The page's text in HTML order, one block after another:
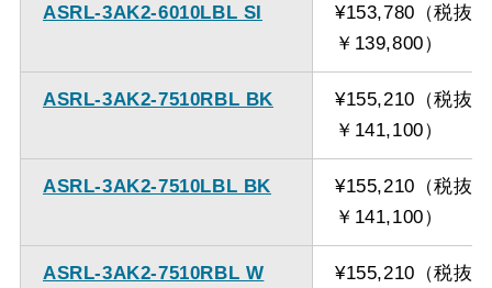
ASRL-3AK2-6010LBL SI
¥153,780（税抜
￥139,800）
ASRL-3AK2-7510RBL BK
¥155,210（税抜
￥141,100）
ASRL-3AK2-7510LBL BK
¥155,210（税抜
￥141,100）
ASRL-3AK2-7510RBL W
¥155,210（税抜